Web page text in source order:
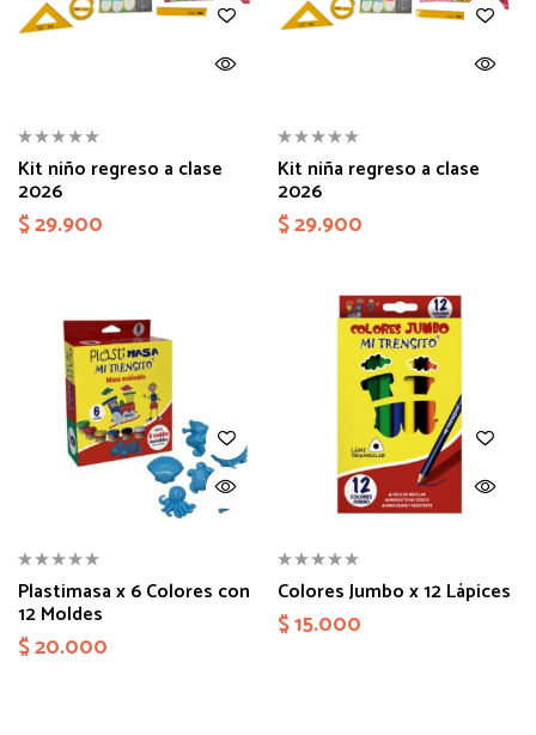
Kit niño regreso a clase
2026
$29.900
Kit niña regreso a clase
2026
$29.900
Plastimasa x 6 Colores con
12 Moldes
$20.000
Colores Jumbo x 12 Lápices
$15.000